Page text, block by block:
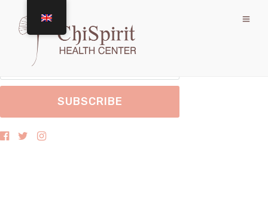
Melden Sie sich an, um Nachrichten von uns zu erhalten.